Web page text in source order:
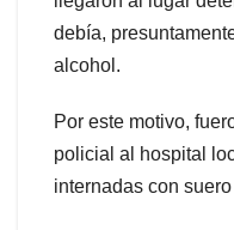
debía,
alcohol.
Por este motivo,
policial al hospital
internadas con